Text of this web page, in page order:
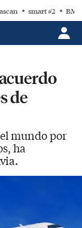
smart #2
de
mundo por
ha